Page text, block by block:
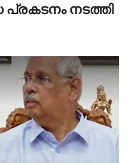
പ്രകടനം നടത്തി